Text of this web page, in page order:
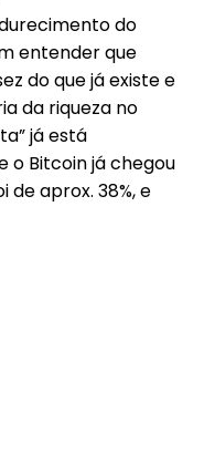
do
entender que
do que já existe e
da riqueza no
já está
o Bitcoin já chegou
aprox. 38%, e